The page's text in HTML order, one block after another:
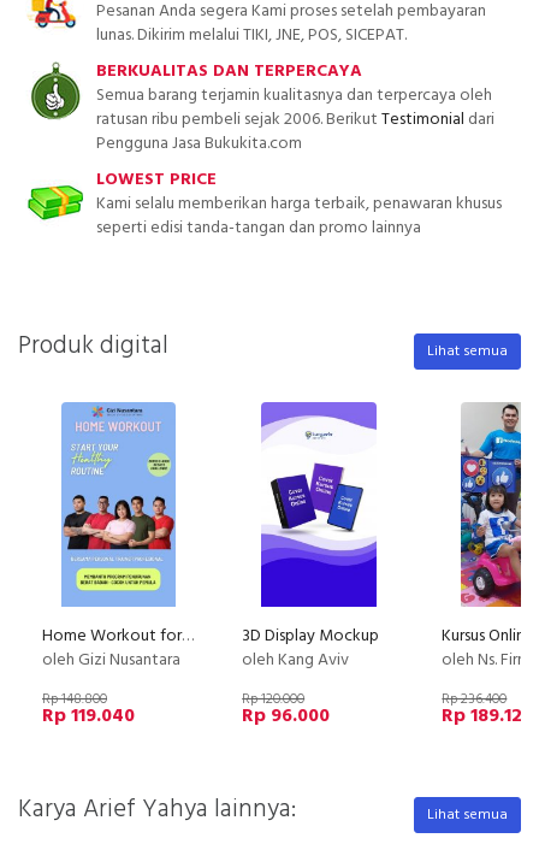
Pesanan Anda segera Kami proses setelah pembayaran
lunas. Dikirim melalui TIKI, JNE, POS, SICEPAT.
BERKUALITAS DAN TERPERCAYA
Semua barang terjamin kualitasnya dan terpercaya oleh
ratusan ribu pembeli sejak 2006. BerikutTestimonial dari
Pengguna Jasa Bukukita.com
LOWEST PRICE
Kami selalu memberikan harga terbaik, penawaran khusus
seperti edisi tanda-tangan dan promo lainnya
Produk digital Lihat semua
Home Workout for Weight Loss - Untuk Pemula
oleh Gizi Nusantara
Rp 148.800
Rp 119.040
3D Display Mockup
oleh Kang Aviv
Rp 120.000
Rp 96.000
oleh Ns.
Rp 236.400
Rp 189.120
Karya Arief Yahya lainnya: Lihat semua